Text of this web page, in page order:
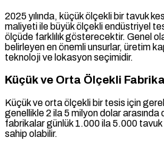
2025 yılında, küçük ölçekli bir tavuk
maliyeti ile büyük ölçekli endüstriyel
ölçüde farklılık gösterecektir. Genel
belirleyen en önemli unsurlar, üretim
teknoloji ve lokasyon seçimidir.
Küçük ve Orta Ölçekli
Küçük ve orta ölçekli bir tesis için
genellikle 2 ila 5 milyon dolar
fabrikalar günlük 1.000 ila 5.000
sahip olabilir.